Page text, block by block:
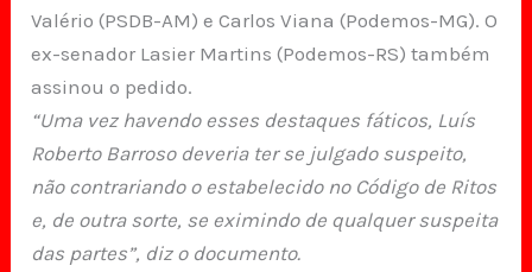
Valério (PSDB-AM) e Carlos Viana (Podemos-MG). O
ex-senador Lasier Martins (Podemos-RS) também
assinou o pedido.
“Uma vez havendo esses destaques fáticos, Luís
Roberto Barroso deveria ter se julgado suspeito,
não contrariando o estabelecido no Código de Ritos
e, de outra sorte, se eximindo de qualquer suspeita
das partes”, diz o documento.